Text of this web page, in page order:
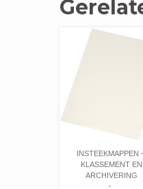
INSTEEKMAPPEN
KLASSEMENT EN
ARCHIVERING